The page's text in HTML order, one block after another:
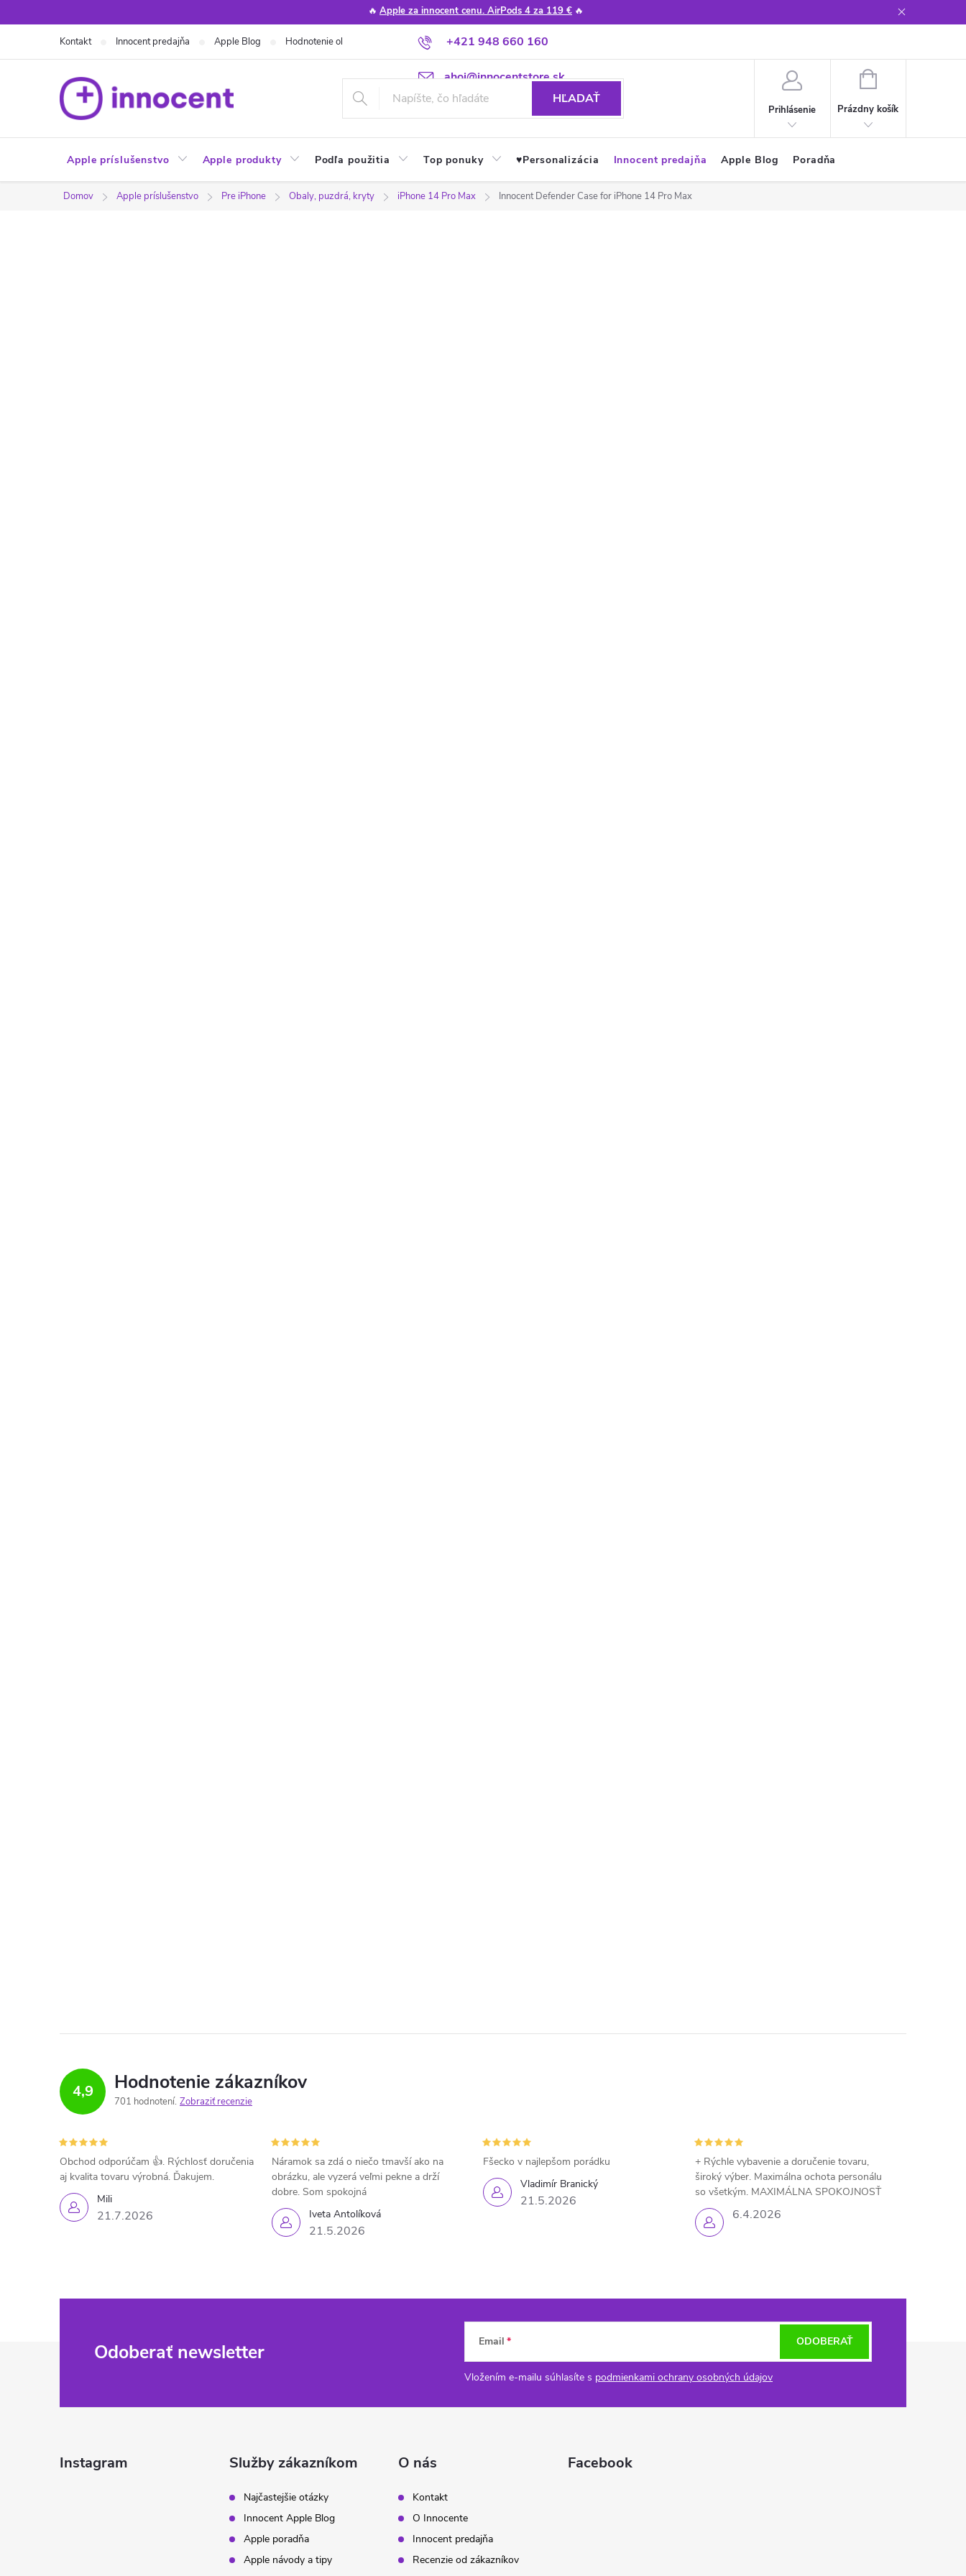
na
🔥 Apple za innocent cenu. AirPods 4 za 119 € 🔥
+421 948 660 160
ahoj@innocentstore.sk
Kontakt Innocent predajňa Apple Blog Hodnotenie obchodu Poradňa Apple návody a tipy
HĽADAŤ
Prihlásenie
NÁKUPNÝ
Prázdny košík
Apple príslušenstvo Apple produkty Podľa použitia Top ponuky ♥︎Personalizácia Innocent predajňa Apple Blog Poradňa
Domov Apple príslušenstvo Pre iPhone Obaly, puzdrá, kryty iPhone 14 Pro Max Innocent Defender Case for iPhone 14 Pro Max
4,9 Hodnotenie zákazníkov
701 hodnotení Zobraziť recenzie
Mili
21.7.2026
Obchod odporúčam 👍. Rýchlosť doručenia
aj kvalita tovaru výrobná. Ďakujem.
Iveta Antolíková
21.5.2026
Náramok sa zdá o niečo tmavší ako na
obrázku, ale vyzerá veľmi pekne a drží
dobre. Som spokojná
Vladimír Branický
21.5.2026
Fšecko v najlepšom porádku
6.4.2026
+ Rýchle vybavenie a doručenie tovaru,
široký výber. Maximálna ochota personálu
so všetkým. MAXIMÁLNA SPOKOJNOSŤ
Odoberať newsletter Email
Vložením e-mailu súhlasíte s podmienkami ochrany osobných údajov
ODOBERAŤ
Instagram Služby zákazníkom
Najčastejšie otázky
Innocent Apple Blog
Apple poradňa
Apple návody a tipy
O nás
Kontakt
O Innocente
Innocent predajňa
Recenzie od zákazníkov
Facebook